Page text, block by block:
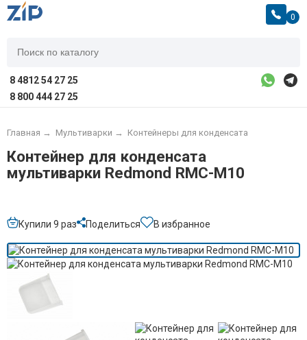
0
8 4812 54 27 25
8 800 444 27 25
Главная → Мультиварки → Контейнеры для конденсата
Контейнер для конденсата
мультиварки Redmond RMC-M10
Купили 9 раз Поделиться В избранное